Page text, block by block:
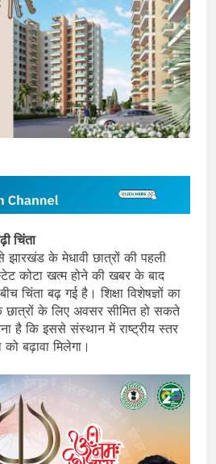
चिंता
के मेधावी छात्रों की पहली
कोटा खत्म होने की खबर के बाद
चिंता बढ़ गई है। शिक्षा विशेषज्ञों का
छात्रों के लिए अवसर सीमित हो सकते
है कि इससे संस्थान में राष्ट्रीय स्तर
को बढ़ावा मिलेगा।